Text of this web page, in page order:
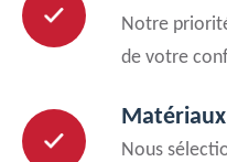
Notre
de votre
Nous